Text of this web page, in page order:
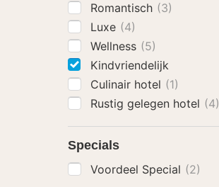
Romantisch (3)
Luxe (4)
Wellness (5)
Kindvriendelijk
Culinair hotel (1)
Rustig gelegen hotel (4)
Specials
Voordeel Special (2)